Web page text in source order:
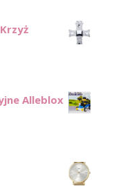
Alleblox